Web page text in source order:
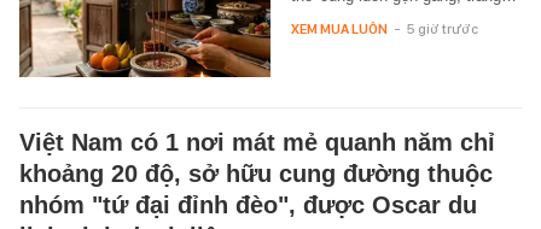
XEM MUA LUÔN - 5 giờ trước
Việt Nam có 1 nơi mát mẻ quanh năm chỉ
khoảng 20 độ, sở hữu cung đường thuộc
nhóm "tứ đại đỉnh đèo", được Oscar du